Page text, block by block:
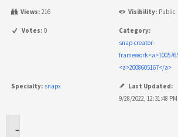
Views: 216 Visibility: Public
Votes: 0
Category:
snap-creator-
<a>2008605167</a>
Specialty: snapx
Last Updated:
9/28/2022, 12:31:48 PM